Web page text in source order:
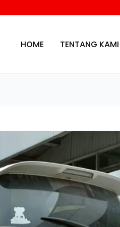
HOME
TENTANG KAMI